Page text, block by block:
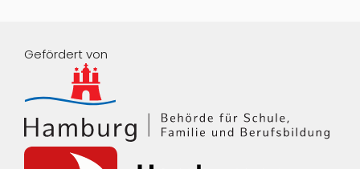
Gefördert von